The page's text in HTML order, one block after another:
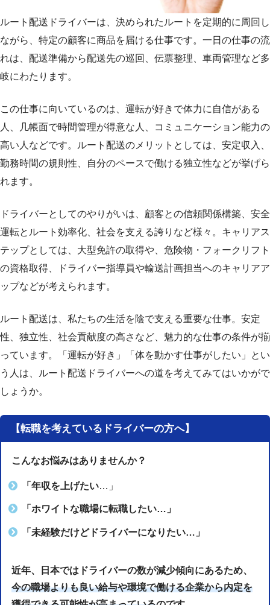
ルート配送ドライバーは、決められたルートを定期的に周回し
ながら、特定の顧客に商品を届ける仕事です。 一日の仕事の流
れは、配送準備から配送先の巡回、伝票整理、車両管理など多
岐にわたります。
この仕事に向いているのは、運転が好きで体力に自信がある
人、几帳面で時間管理が得意な人、コミュニケーション能力の
高い人などです。
ルート配送のメリットとしては、安定収入、
勤務時間の規則性、自分のペースで働ける独立性などが挙げら
れます。
ドライバーとしてのやりがいは、顧客との信頼関係構築、安全
運転とルート効率化、社会を支える誇りなど様々。 キャリアス
テップとしては、大型免許の取得や、危険物・フォークリフト
の資格取得、ドライバー指導員や輸送計画担当へのキャリアア
ップなどが考えられます。
ルート配送は、私たちの生活を陰で支える重要な仕事。 安定
性、独立性、社会貢献度の高さなど、魅力的な仕事の条件が揃
っています。
「運転が好き」「体を動かす仕事がしたい」とい
う人は、ルート配送ドライバーへの道を考えてみてはいかがで
しょうか。
【転職を考えているドライバーの方へ】
こんなお悩みはありませんか？
「年収を上げたい…」
「ホワイトな職場に転職したい…」
「未経験だけどドライバーになりたい…」
近年、日本ではドライバーの数が減少傾向にあるため、
今の職場よりも良い給与や環境で働ける企業から内定を